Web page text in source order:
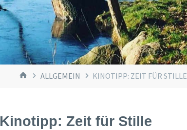
START
ALLGEMEIN KINOTIPP: ZEIT FÜR STILLE
Kinotipp: Zeit für Stille